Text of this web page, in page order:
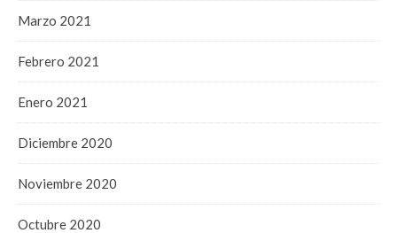
Marzo 2021
Febrero 2021
Enero 2021
Diciembre 2020
Noviembre 2020
Octubre 2020